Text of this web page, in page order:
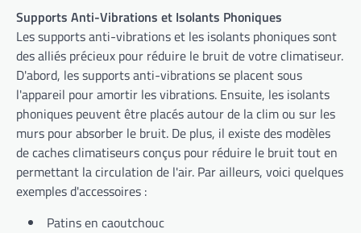
Supports Anti-Vibrations et Isolants Phoniques
Les supports anti-vibrations et les isolants phoniques sont
des alliés précieux pour réduire le bruit de votre climatiseur.
D'abord, les supports anti-vibrations se placent sous
l'appareil pour amortir les vibrations. Ensuite, les isolants
phoniques peuvent être placés autour de la clim ou sur les
murs pour absorber le bruit. De plus, il existe des modèles
de caches climatiseurs conçus pour réduire le bruit tout en
permettant la circulation de l'air. Par ailleurs, voici quelques
exemples d'accessoires :
Patins en caoutchouc